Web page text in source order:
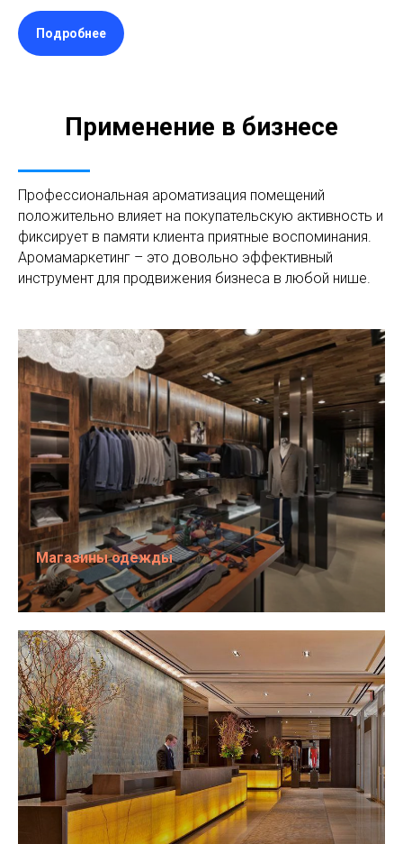
Подробнее
Применение в бизнесе
Профессиональная ароматизация помещений
положительно влияет на покупательскую активность и
фиксирует в памяти клиента приятные воспоминания.
Аромамаркетинг – это довольно эффективный
инструмент для продвижения бизнеса в любой нише.
Магазины одежды